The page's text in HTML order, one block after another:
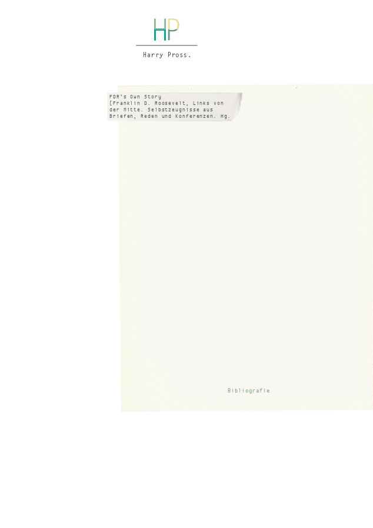
FDR’s Own Story
[Franklin D. Roosevelt, Links von
der Mitte. Selbstzeugnisse aus
Briefen, Reden und Konferenzen. Hg.
Bibliografie